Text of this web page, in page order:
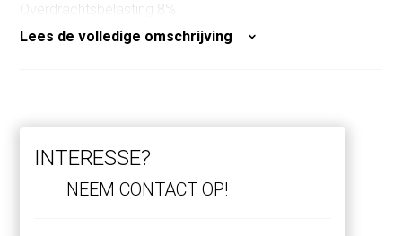
Overdrachtsbelasting 8%.
Verkoper behoudt zich het recht van gunning.
Lees de volledige omschrijving
INTERESSE?
NEEM CONTACT OP!